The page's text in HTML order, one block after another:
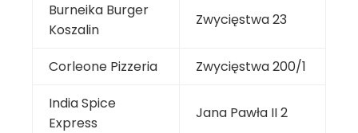
Burneika Burger
Koszalin
Zwycięstwa 23
Corleone Pizzeria
Zwycięstwa 200/1
India Spice
Express
Jana Pawła II 2